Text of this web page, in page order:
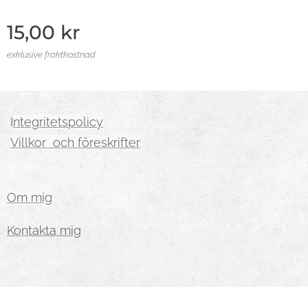
15,00 kr
exklusive fraktkostnad
Integritetspolicy
Villkor och föreskrifter
Om mig
Kontakta mig